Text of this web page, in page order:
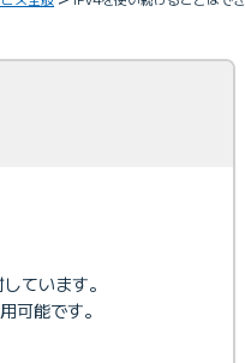
ています。
可能です。